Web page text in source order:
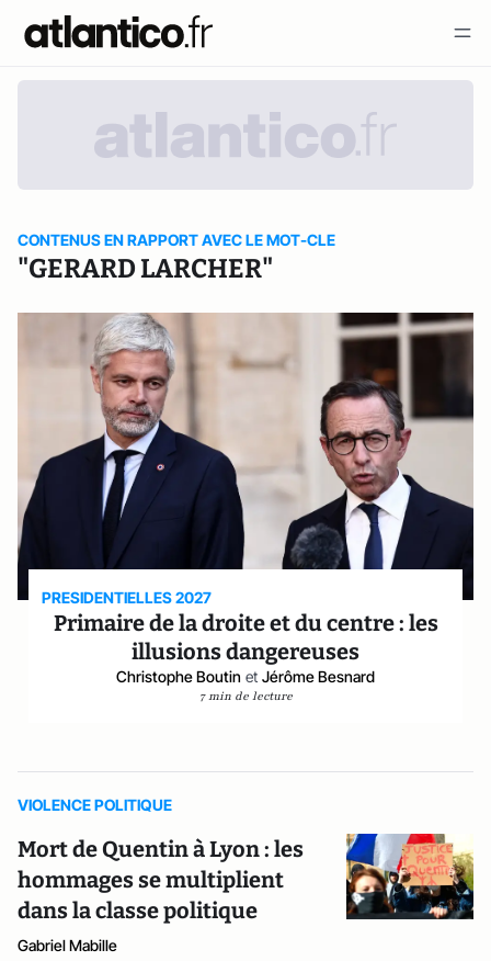
CONTENUS EN RAPPORT AVEC LE MOT-CLE
"GERARD LARCHER"
PRESIDENTIELLES 2027
Primaire de la droite et du centre : les
illusions dangereuses
Christophe Boutin et Jérôme Besnard
7 min de lecture
VIOLENCE POLITIQUE
Mort de Quentin à Lyon : les
hommages se multiplient
dans la classe politique
Gabriel Mabille